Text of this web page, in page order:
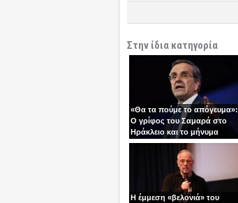
Στην ίδια κατηγορία
«Θα τα πούμε το απόγευμα»:
Ο γρίφος του Σαμαρά στο
Ηράκλειο και το μήνυμα
ανατροπής
Η έμμεση «βελονιά» του